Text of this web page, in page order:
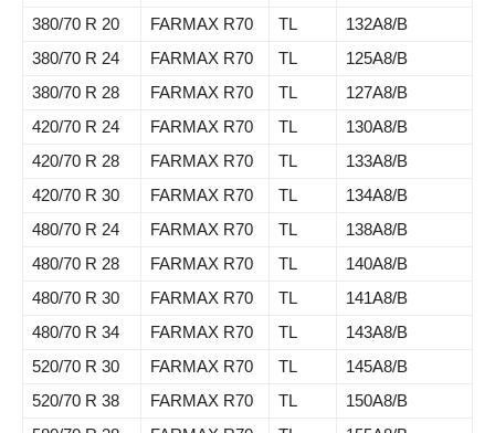
380/70 R 20
FARMAX R70 TL
132A8/B
380/70 R 24
FARMAX R70 TL
125A8/B
380/70 R 28
FARMAX R70 TL
127A8/B
420/70 R 24
FARMAX R70 TL
130A8/B
420/70 R 28
FARMAX R70 TL
133A8/B
420/70 R 30
FARMAX R70 TL
134A8/B
480/70 R 24
FARMAX R70 TL
138A8/B
480/70 R 28
FARMAX R70 TL
140A8/B
480/70 R 30
FARMAX R70 TL
141A8/B
480/70 R 34
FARMAX R70 TL
143A8/B
520/70 R 30
FARMAX R70 TL
145A8/B
520/70 R 38
FARMAX R70 TL
150A8/B